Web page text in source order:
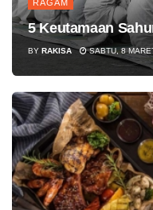
RAGAM
5 Keutamaan
BY RAKISA SABTU, 8